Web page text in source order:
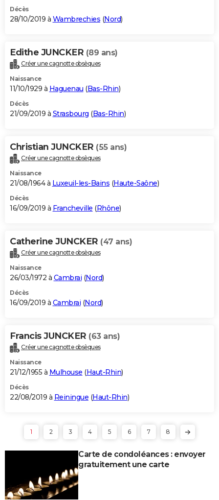
Décès
28/10/2019 à Wambrechies (Nord)
Edithe JUNCKER (89 ans)
Créer une cagnotte obsèques
Naissance
11/10/1929 à Haguenau (Bas-Rhin)
Décès
21/09/2019 à Strasbourg (Bas-Rhin)
Christian JUNCKER (55 ans)
Créer une cagnotte obsèques
Naissance
21/08/1964 à Luxeuil-les-Bains (Haute-Saône)
Décès
16/09/2019 à Francheville (Rhône)
Catherine JUNCKER (47 ans)
Créer une cagnotte obsèques
Naissance
26/03/1972 à Cambrai (Nord)
Décès
16/09/2019 à Cambrai (Nord)
Francis JUNCKER (63 ans)
Créer une cagnotte obsèques
Naissance
21/12/1955 à Mulhouse (Haut-Rhin)
Décès
22/08/2019 à Reiningue (Haut-Rhin)
1 2 3 4 5 6 7 8
Carte de condoléances : envoyer
gratuitement une carte